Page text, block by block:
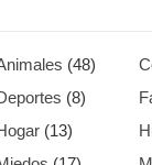
(48)
(8)
(13)